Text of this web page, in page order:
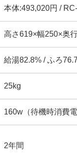
本体:493,020円 /
高さ619×幅250×奥
給湯82.8% / ふろ
25kg
160w（待機時消費電
2年間